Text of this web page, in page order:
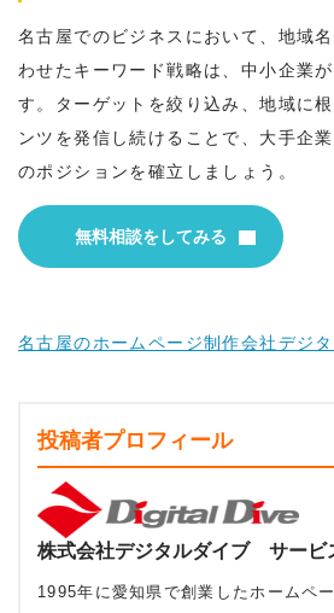
名古屋でのビジネスにおいて、地域
わせたキーワード戦略は、中小企業
す。ターゲットを絞り込み、地域に
ンツを発信し続けることで、大手企
のポジションを確立しましょう。
無料相談をしてみる
名古屋のホームページ制作会社デジ
投稿者プロフィール
株式会社デジタルダイブ サービ
1995年に愛知県で創業したホームペ